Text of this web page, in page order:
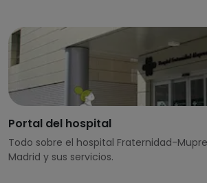
Portal del hospital
Todo sobre el hospital Fraternidad-
Madrid y sus servicios.